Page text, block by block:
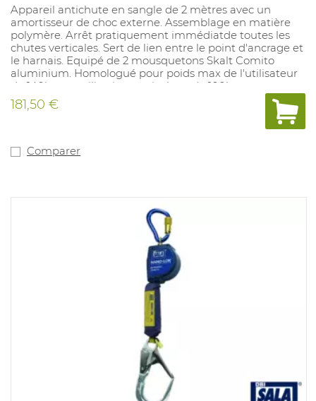
Appareil antichute en sangle de 2 mètres avec un
amortisseur de choc externe. Assemblage en matière
polymère. Arrêt pratiquement immédiatde toutes les
chutes verticales. Sert de lien entre le point d'ancrage et
le harnais. Equipé de 2 mousquetons Skalt Comito
aluminium. Homologué pour poids max de l'utilisateur
de 140kg en utilisation verticale et de 100kg en
utilisation horizontale. Utilisable en facteur 2. Poids: 1 kg.
181,50 €
Comparer